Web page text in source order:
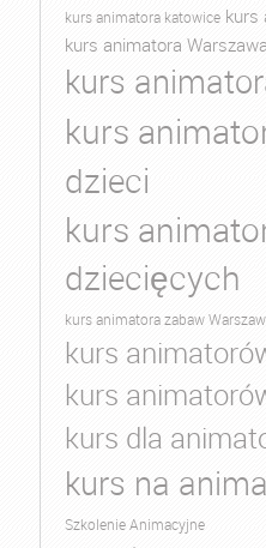
kurs animatora katowice kurs
kurs animatora Warszawa
kurs
kurs
dzieci
kurs
dziecięcych
kurs animatora zabaw
kurs
kurs
kurs dla
kurs na
Szkolenie Animacyjne